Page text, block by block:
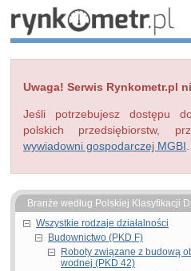
Uwaga! Serwis Rynkometr.pl
Jeśli potrzebujesz dostępu
polskich przedsiębiorstw,
wywiadowni gospodarczej MGBI
Branże według Polskiej Klasyfikacji
Wszystkie rodzaje działalności
Budownictwo (PKD F)
Roboty związane z budową
wodnej (PKD 42)